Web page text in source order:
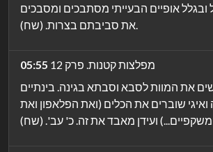
אופיים הבעייתי מסתבכים ומסבכים
את סביבתם בצרות. (שח).
05:55
מפלצות קטנות. פרק 12
את המוות לסבא וסבתא בגינה. בינתיים
ואיגי שוברים את הכלים (ואת הפלאפון ואת